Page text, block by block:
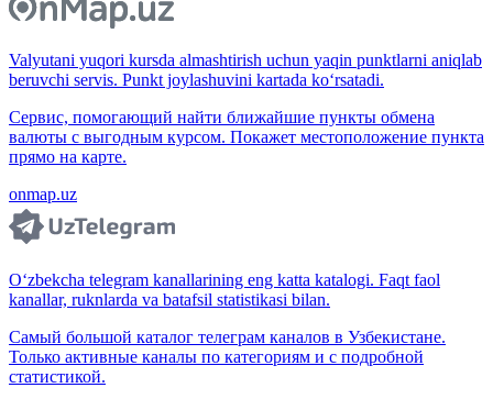
Valyutani yuqori kursda almashtirish uchun yaqin punktlarni aniqlab
beruvchi servis. Punkt joylashuvini kartada ko‘rsatadi.
Сервис, помогающий найти ближайшие пункты обмена
валюты с выгодным курсом. Покажет местоположение пункта
прямо на карте.
onmap.uz
O‘zbekcha telegram kanallarining eng katta katalogi. Faqt faol
kanallar, ruknlarda va batafsil statistikasi bilan.
Самый большой каталог телеграм каналов в Узбекистане.
Только активные каналы по категориям и с подробной
статистикой.